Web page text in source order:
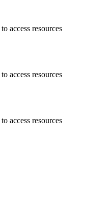
to access resources
to access resources
to access resources